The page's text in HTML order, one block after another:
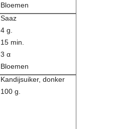
Bloemen
Saaz
4 g.
15 min.
3 α
Bloemen
Kandijsuiker, donker
100 g.